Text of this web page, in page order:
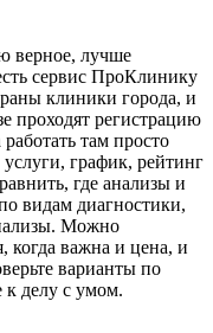
верное, лучше
сервис ПроКлинику
клиники города, и
проходят регистрацию
там просто
график, рейтинг
где анализы и
видам диагностики,
Можно
когда важна и цена, и
варианты по
к делу с умом.